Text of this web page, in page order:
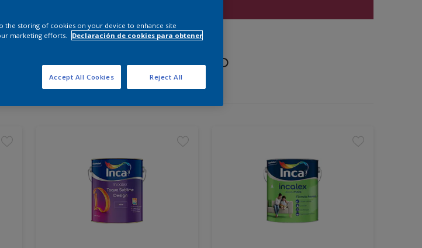
para tu proyecto
the storing of cookies on your device to enhance site
marketing efforts.
Declaración de cookies para obtener
Reject All
Accept All Cookies